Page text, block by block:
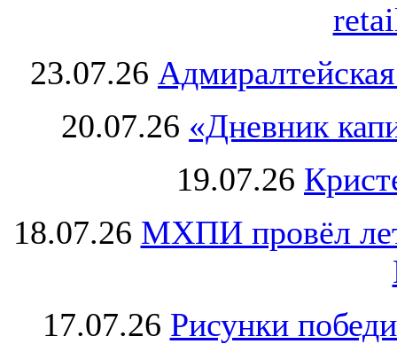
23.07.26
20.07.26 «Дневник
19.07.26
18.07.26 МХПИ провёл
17.07.26 Рисунки